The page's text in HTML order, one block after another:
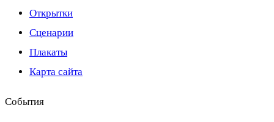
Открытки
Сценарии
Плакаты
Карта сайта
События